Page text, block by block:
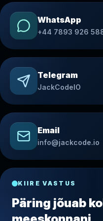
WhatsApp
+44 7893 926
Telegram
JackCodeIO
Email
info@jackcode.io
KIIRE VASTUS
Päring jõuab